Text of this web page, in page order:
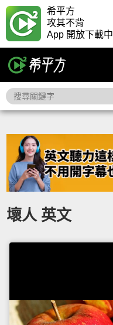
希平方
攻其不背
App 開放下載中
壞人 英文